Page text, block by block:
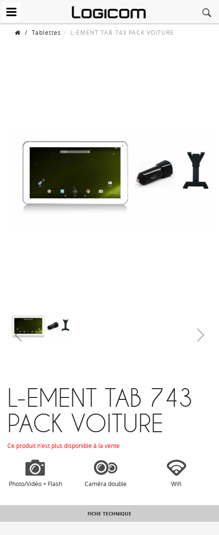
/ Tablettes L-EMENT TAB 743 PACK VOITURE
L-EMENT TAB 743
PACK VOITURE
Ce produit n'est plus disponible à la vente
Photo/Vidéo + Flash Caméra double Wifi
FICHE TECHNIQUE